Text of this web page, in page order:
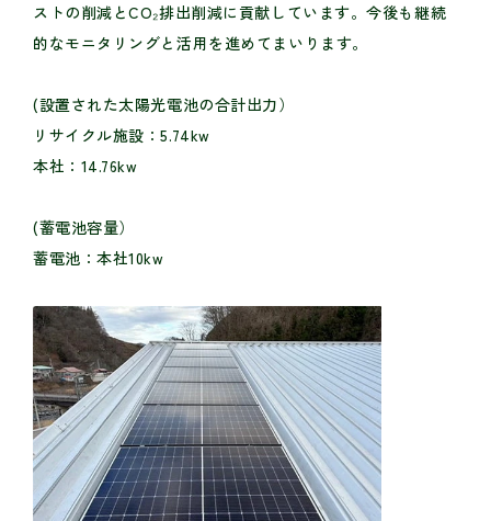
ストの削減とCO₂排出削減に貢献しています。今後も継続
的なモニタリングと活用を進めてまいります。
(設置された太陽光電池の合計出力）
リサイクル施設：5.74kw
本社：14.76kw
(蓄電池容量）
蓄電池：本社10kw